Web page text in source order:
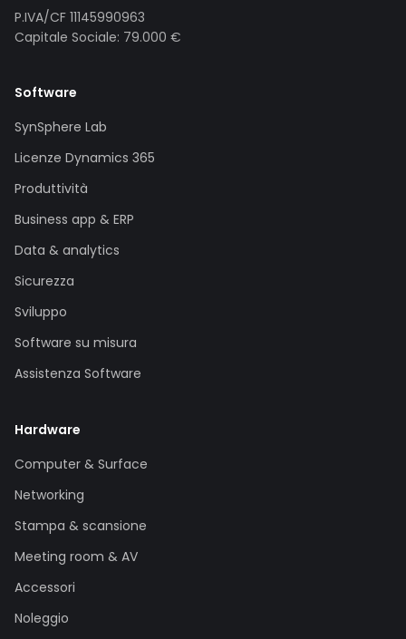
P.IVA/CF 11145990963
Capitale Sociale: 79.000 €
Software
SynSphere Lab
Licenze Dynamics 365
Produttività
Business app & ERP
Data & analytics
Sicurezza
Sviluppo
Software su misura
Assistenza Software
Hardware
Computer & Surface
Networking
Stampa & scansione
Meeting room & AV
Accessori
Noleggio